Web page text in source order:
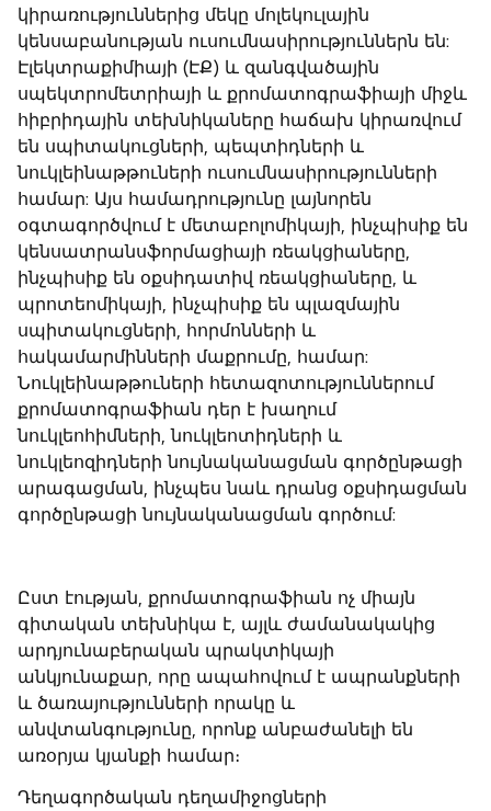
կիրառություններից մեկը մոլեկուլային
կենսաբանության ուսումնասիրություններն են:
Էլեկտրաքիմիայի (ԷՔ) և զանգվածային
սպեկտրոմետրիայի և քրոմատոգրաֆիայի միջև
հիբրիդային տեխնիկաները հաճախ կիրառվում
են սպիտակուցների, պեպտիդների և
նուկլեինաթթուների ուսումնասիրությունների
համար: Այս համադրությունը լայնորեն
օգտագործվում է մետաբոլոմիկայի, ինչպիսիք են
կենսատրանսֆորմացիայի ռեակցիաները,
ինչպիսիք են օքսիդատիվ ռեակցիաները, և
պրոտեոմիկայի, ինչպիսիք են պլազմային
սպիտակուցների, հորմոնների և
հակամարմինների մաքրումը, համար:
Նուկլեինաթթուների հետազոտություններում
քրոմատոգրաֆիան դեր է խաղում
նուկլեոհիմների, նուկլեոտիդների և
նուկլեոզիդների նույնականացման գործընթացի
արագացման, ինչպես նաև դրանց օքսիդացման
գործընթացի նույնականացման գործում:
Ըստ էության, քրոմատոգրաֆիան ոչ միայն
գիտական ​​տեխնիկա է, այլև ժամանակակից
արդյունաբերական պրակտիկայի
անկյունաքար, որը ապահովում է ապրանքների
և ծառայությունների որակը և
անվտանգությունը, որոնք անբաժանելի են
առօրյա կյանքի համար։
Դեղագործական դեղամիջոցների